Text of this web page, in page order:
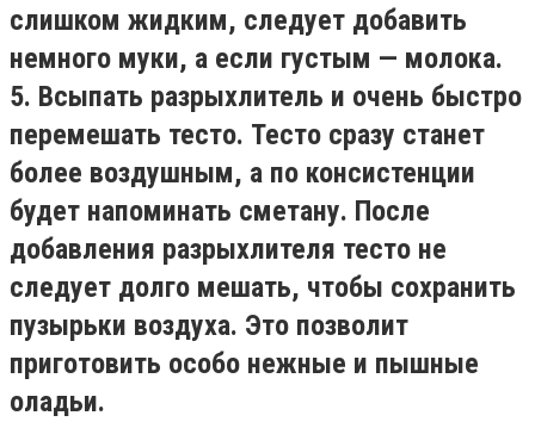
слишком жидким, следует добавить
немного муки, а если густым — молока.
5. Всыпать разрыхлитель и очень быстро
перемешать тесто. Тесто сразу станет
более воздушным, а по консистенции
будет напоминать сметану. После
добавления разрыхлителя тесто не
следует долго мешать, чтобы сохранить
пузырьки воздуха. Это позволит
приготовить особо нежные и пышные
оладьи.